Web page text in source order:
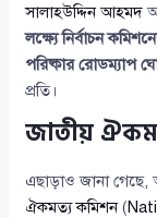
সালাহউদ্দিন আহমদ
লক্ষ্যে নির্বাচন
পরিষ্কার রোডম্যাপ
প্রতি।
জাতীয়
এছাড়াও জানা
ঐকমত্য কমিশন(